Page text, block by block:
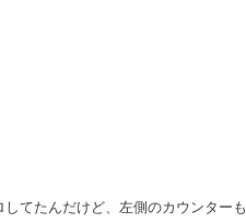
てたんだけど、左側のカウンターも